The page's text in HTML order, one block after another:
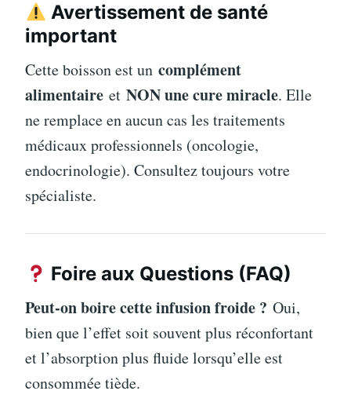
Avertissement de santé
important
Cette boisson est un complément
alimentaire et NON une cure miracle. Elle
ne remplace en aucun cas les traitements
médicaux professionnels (oncologie,
endocrinologie). Consultez toujours votre
spécialiste.
Foire aux Questions (FAQ)
Peut-on boire cette infusion froide ? Oui,
bien que l’effet soit souvent plus réconfortant
et l’absorption plus fluide lorsqu’elle est
consommée tiède.